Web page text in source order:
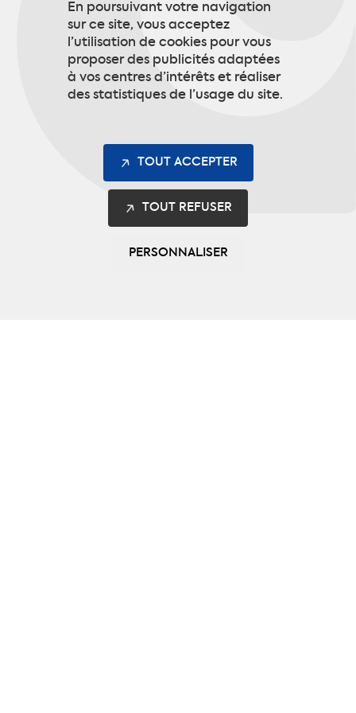
S’INSCRIRE
En poursuivant votre navigation
sur ce site, vous acceptez
l’utilisation de cookies pour vous
proposer des publicités adaptées
à vos centres d’intérêts et réaliser
des statistiques de l’usage du site.
TOUT ACCEPTER
TOUT REFUSER
PERSONNALISER